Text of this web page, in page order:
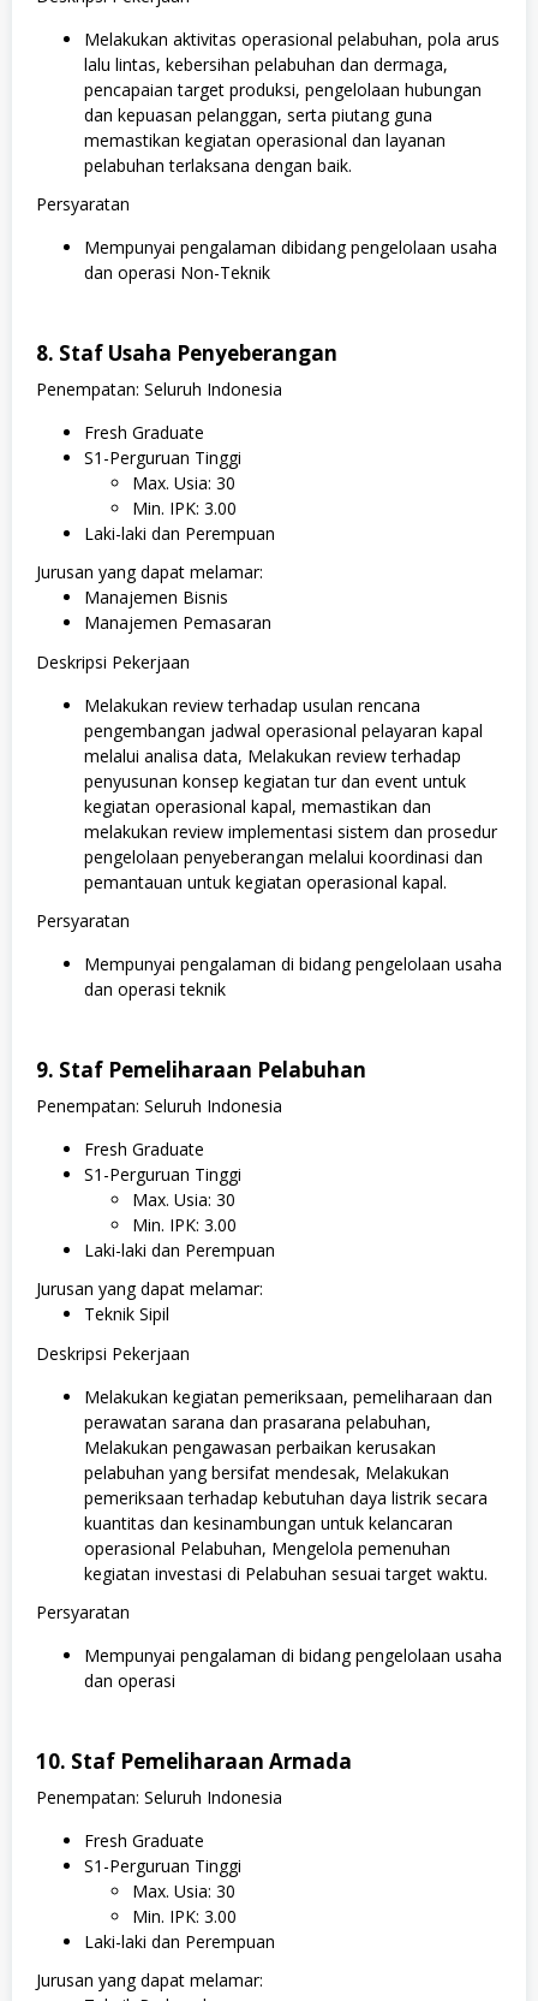
Melakukan aktivitas operasional pelabuhan, pola arus
lalu lintas, kebersihan pelabuhan dan dermaga,
pencapaian target produksi, pengelolaan hubungan
dan kepuasan pelanggan, serta piutang guna
memastikan kegiatan operasional dan layanan
pelabuhan terlaksana dengan baik.
Persyaratan
Mempunyai pengalaman dibidang pengelolaan usaha
dan operasi Non-Teknik
8. Staf Usaha Penyeberangan
Penempatan: Seluruh Indonesia
Fresh Graduate
S1-Perguruan Tinggi
Max. Usia: 30
Min. IPK: 3.00
Laki-laki dan Perempuan
Jurusan yang dapat melamar:
Manajemen Bisnis
Manajemen Pemasaran
Deskripsi Pekerjaan
Melakukan review terhadap usulan rencana
pengembangan jadwal operasional pelayaran kapal
melalui analisa data, Melakukan review terhadap
penyusunan konsep kegiatan tur dan event untuk
kegiatan operasional kapal, memastikan dan
melakukan review implementasi sistem dan prosedur
pengelolaan penyeberangan melalui koordinasi dan
pemantauan untuk kegiatan operasional kapal.
Persyaratan
Mempunyai pengalaman di bidang pengelolaan usaha
dan operasi teknik
9. Staf Pemeliharaan Pelabuhan
Penempatan: Seluruh Indonesia
Fresh Graduate
S1-Perguruan Tinggi
Max. Usia: 30
Min. IPK: 3.00
Laki-laki dan Perempuan
Jurusan yang dapat melamar:
Teknik Sipil
Deskripsi Pekerjaan
Melakukan kegiatan pemeriksaan, pemeliharaan dan
perawatan sarana dan prasarana pelabuhan,
Melakukan pengawasan perbaikan kerusakan
pelabuhan yang bersifat mendesak, Melakukan
pemeriksaan terhadap kebutuhan daya listrik secara
kuantitas dan kesinambungan untuk kelancaran
operasional Pelabuhan, Mengelola pemenuhan
kegiatan investasi di Pelabuhan sesuai target waktu.
Persyaratan
Mempunyai pengalaman di bidang pengelolaan usaha
dan operasi
10. Staf Pemeliharaan Armada
Penempatan: Seluruh Indonesia
Fresh Graduate
S1-Perguruan Tinggi
Max. Usia: 30
Min. IPK: 3.00
Laki-laki dan Perempuan
Jurusan yang dapat melamar: